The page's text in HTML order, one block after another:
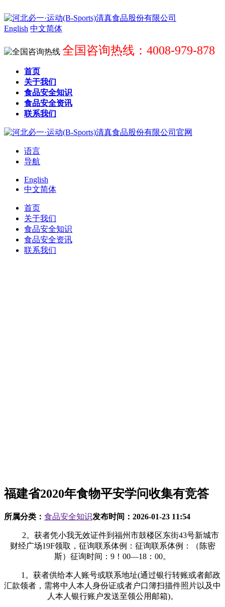
English 中文简体
全国咨询热线：4008-979-878
首页
关于我们
食品安全知识
食品安全资讯
联系我们
语言
导航
English
中文简体
首页
关于我们
食品安全知识
食品安全资讯
联系我们
福建省2020年食物平安学问收集有竞答
所属分类： 食品安全知识发布时间： 2026-01-23 11:54
2。获者凭小我无效证件到福州市鼓楼区东街43号新城市
财经广场19F领取，征询联系体例：征询联系体例：（陈密
斯）征询时间：9！00—18：00。
1。获者供给本人账号或联系地址(通过银行转账或者邮政
汇款领者，需将中人本人身份证或者户口簿扫描件照片以及中
人本人银行账户发送至领公用邮箱)。